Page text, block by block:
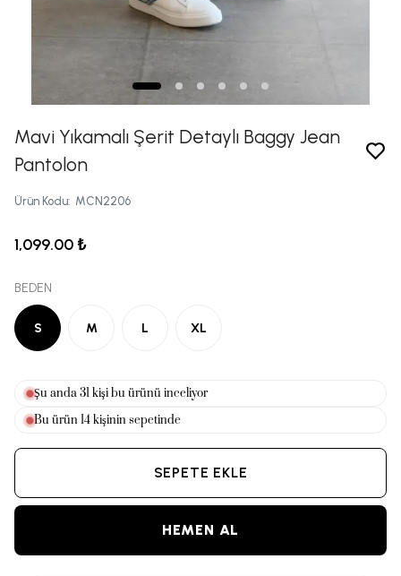
Mavi Yıkamalı Şerit Detaylı Baggy Jean
Pantolon
Ürün Kodu: MCN2206
1,099.00 ₺
BEDEN
S M L XL
Şu anda33kişi bu ürünü inceliyor
Bu ürün14kişinin sepetinde
SEPETE EKLE
HEMEN AL